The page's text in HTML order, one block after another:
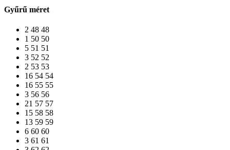
Gyűrű méret
2 48 48
1 50 50
5 51 51
3 52 52
2 53 53
16 54 54
16 55 55
3 56 56
21 57 57
15 58 58
13 59 59
6 60 60
3 61 61